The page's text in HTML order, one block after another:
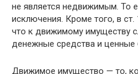
не является недвижимым. То
исключения. Кроме того, в
что к движимому имуществу
денежные средства и ценные
Движимое имущество — то,